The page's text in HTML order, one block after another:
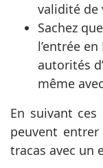
validité de
Sachez
l’entrée
autorités
même
En suivant
peuvent
tracas avec un